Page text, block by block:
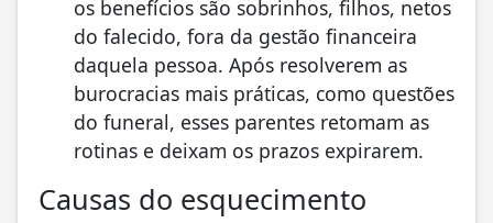
os benefícios são sobrinhos, filhos, netos
do falecido, fora da gestão financeira
daquela pessoa. Após resolverem as
burocracias mais práticas, como questões
do funeral, esses parentes retomam as
rotinas e deixam os prazos expirarem.
Causas do esquecimento